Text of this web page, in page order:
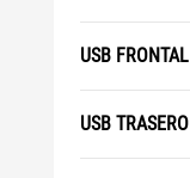
USB FRONTAL
USB TRASERO